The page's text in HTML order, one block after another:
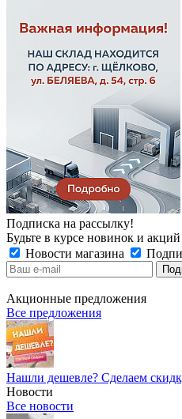
Подписка на рассылку!
Будьте в курсе новинок и акций
Новости магазина
Акционные предложения
Все предложения
Нашли дешевле? Сделаем
Новости
Все новости